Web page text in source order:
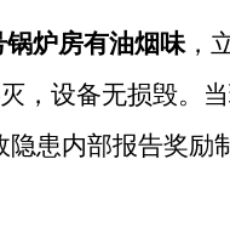
锅炉房有油烟味，
，设备无损毁。
患内部报告奖励